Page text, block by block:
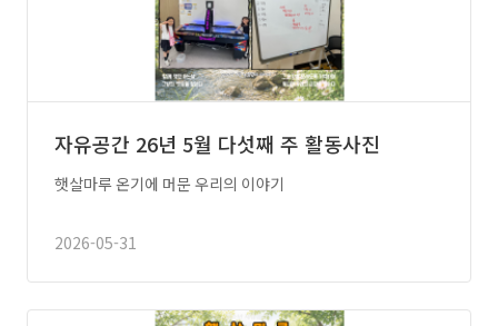
자유공간 26년 5월 다섯째 주 활동사진
햇살마루 온기에 머문 우리의 이야기
2026-05-31